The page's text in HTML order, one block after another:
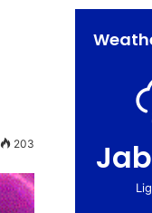
203